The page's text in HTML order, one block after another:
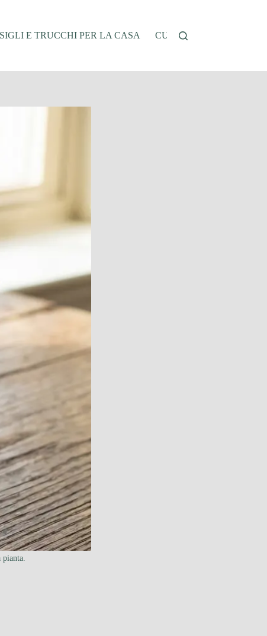
E TRUCCHI PER LA CASA CUCINA E RICETTE
pianta.